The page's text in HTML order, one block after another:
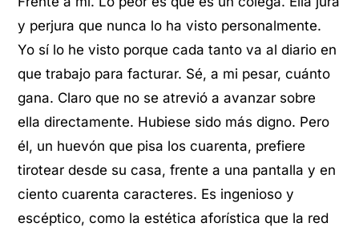
y perjura que nunca lo ha visto personalmente.
Yo sí lo he visto porque cada tanto va al diario en
que trabajo para facturar. Sé, a mi pesar, cuánto
gana. Claro que no se atrevió a avanzar sobre
ella directamente. Hubiese sido más digno. Pero
él, un huevón que pisa los cuarenta, prefiere
tirotear desde su casa, frente a una pantalla y en
ciento cuarenta caracteres. Es ingenioso y
escéptico, como la estética aforística que la red